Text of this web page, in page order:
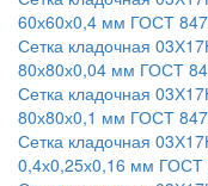
60х60х0,4 мм ГОСТ
Сетка кладочная
80х80х0,04 мм ГОСТ
Сетка кладочная
80х80х0,1 мм ГОСТ
Сетка кладочная
0,4х0,25х0,16 мм ГОСТ